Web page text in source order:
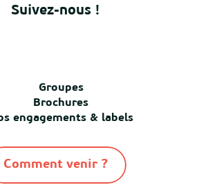
Suivez-nous !
Groupes
Brochures
engagements & labels
Comment venir ?